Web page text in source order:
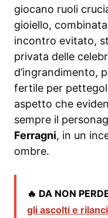
giocano ruoli
gioiello,
incontro evitato,
privata delle
d’ingrandimento,
fertile per
aspetto che
sempre il
Ferragni, in un
ombre.
🔥 DA NON
gli ascolti e